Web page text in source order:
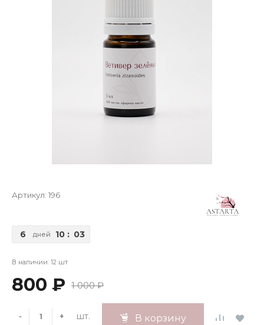
Артикул: 196
6 дней 10 : 03
В наличии: 12 шт
800 ₽ 1 000 ₽
- + шт. В корзину